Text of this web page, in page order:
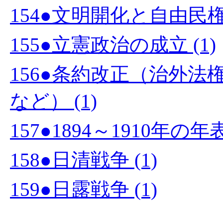
154●文明開化と自由民
155●立憲政治の成立 (1)
156●条約改正（治外法
など） (1)
157●1894～1910年の年
158●日清戦争 (1)
159●日露戦争 (1)